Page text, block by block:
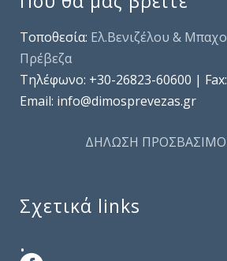
Τοποθεσία: Ελ.Βενιζέλου &
Πρέβεζα
Τηλέφωνo: +30-26823-60600 |
Email: info@dimosprevezas.gr
ΔΗΛΩΣΗ
Σχετικά links
.